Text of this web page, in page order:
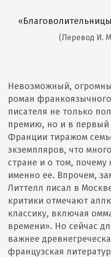
(Перевод И.
Невозможный,
роман
писателя не только
премию, но и в
Франции тиражом
экземпляров, что
стране и о том,
именно ее. Впрочем,
Литтелл писал в
критики отмечают
классику, включая
времени». Но сейчас
важнее
французская